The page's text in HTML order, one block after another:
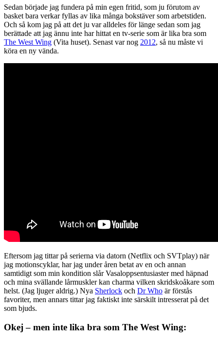
Sedan började jag fundera på min egen fritid, som ju förutom av
basket bara verkar fyllas av lika många bokstäver som arbetstiden.
Och så kom jag på att det ju var alldeles för länge sedan som jag
berättade att jag ännu inte har hittat en tv-serie som är lika bra som
The West Wing (Vita huset). Senast var nog 2012, så nu måste vi
köra en ny vända.
Eftersom jag tittar på serierna via datorn (Netflix och SVTplay) när
jag motionscyklar, har jag under åren betat av en och annan
samtidigt som min kondition slår Vasaloppsentusiaster med häpnad
och mina svällande lårmuskler kan charma vilken skridskoåkare som
helst. (Jag ljuger aldrig.) Nya Sherlock och Dr Who är förstås
favoriter, men annars tittar jag faktiskt inte särskilt intresserat på det
som bjuds.
Okej – men inte lika bra som The West Wing: